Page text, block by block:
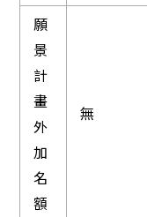
願
景
計
畫
外
加
名
額
無